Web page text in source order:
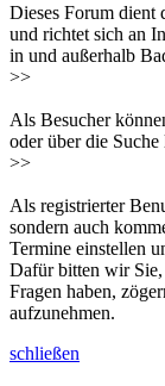
Dieses Forum dient
und richtet sich an
in und außerhalb
>>
Als Besucher
oder über die Suche
>>
Als registrierter
sondern auch
Termine einstellen
Dafür bitten wir Sie,
Fragen haben,
aufzunehmen.
schließen